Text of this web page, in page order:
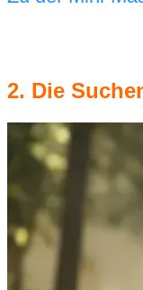
2. Die